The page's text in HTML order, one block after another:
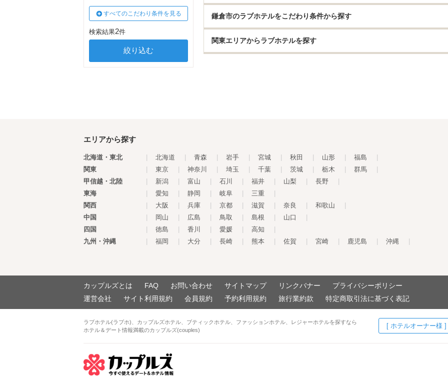
鎌倉市のラブホテルをこだわり条件から探す
関東エリアからラブホテルを探す
すべてのこだわり条件を見る
検索結果2件
エリアから探す
北海道・東北 北海道 青森 岩手 宮城 秋田 山形 福島
関東
東京 神奈川 埼玉 千葉 茨城 栃木 群馬
甲信越・北陸
新潟 富山 石川 福井 山梨 長野
東海
愛知 静岡 岐阜 三重
関西
大阪 兵庫 京都 滋賀 奈良 和歌山
中国
岡山 広島 鳥取 島根 山口
四国
徳島 香川 愛媛 高知
九州・沖縄
福岡 大分 長崎 熊本 佐賀 宮崎 鹿児島 沖縄
カップルズとは FAQ お問い合わせ サイトマップ リンクバナー
プライバシーポリシー
運営会社
サイト利用規約 会員規約 予約利用規約 旅行業約款 特定商取引法に基づく表記
ラブホテル(ラブホ)、カップルズホテル、ブティックホテル、ファッションホテル、レジャーホテルを探すなら
ホテル＆デート情報満載のカップルズ(couples)
[ ホテルオーナー様